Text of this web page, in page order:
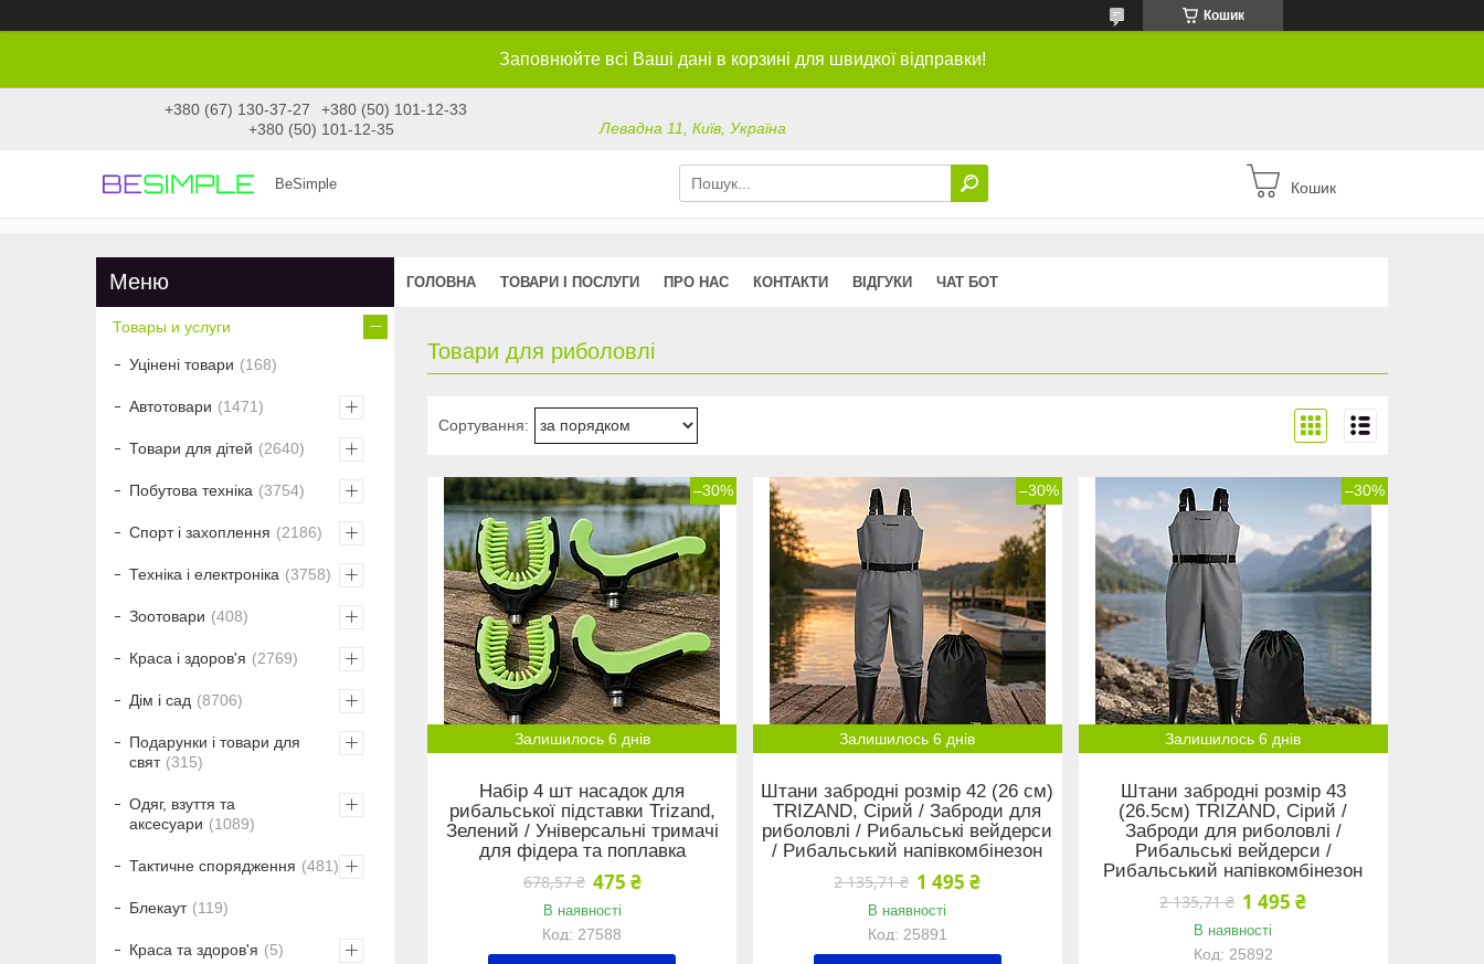
Кошик
Заповнюйте всі Ваші дані в корзині для швидкої відправки!
+380 (67) 130-37-27
+380 (50) 101-12-33
+380 (50) 101-12-35
Левадна 11, Київ, Україна
BeSimple Кошик
ГОЛОВНА ТОВАРИ І ПОСЛУГИ ПРО НАС КОНТАКТИ ВІДГУКИ ЧАТ БОТ
Товари для риболовлі
–30%
Залишилось 6 днів
Набір 4 шт насадок для
рибальської підставки Trizand,
Зелений / Універсальні тримачі
для фідера та поплавка
678,57 ₴ 475 ₴
В наявності
27588
–30%
Залишилось 6 днів
Штани забродні розмір 42 (26 см)
TRIZAND, Сірий / Заброди для
риболовлі / Рибальські вейдерси
/ Рибальський напівкомбінезон
2 135,71 ₴ 1 495 ₴
В наявності
25891
–30%
Залишилось 6 днів
Штани забродні розмір 43
(26.5см) TRIZAND, Сірий /
Заброди для риболовлі /
Рибальські вейдерси /
Рибальський напівкомбінезон
2 135,71 ₴ 1 495 ₴
В наявності
25892
Товары и услуги
Уцінені товари 168
Автотовари 1471
Товари для дітей 2640
Побутова техніка 3754
Спорт і захоплення 2186
Техніка і електроніка 3758
Зоотовари 408
Краса і здоров'я 2769
Дім і сад 8706
Подарунки і товари для
свят
315
Одяг, взуття та
аксесуари
1089
Тактичне спорядження 481
Блекаут 119
Краса та здоров'я 5